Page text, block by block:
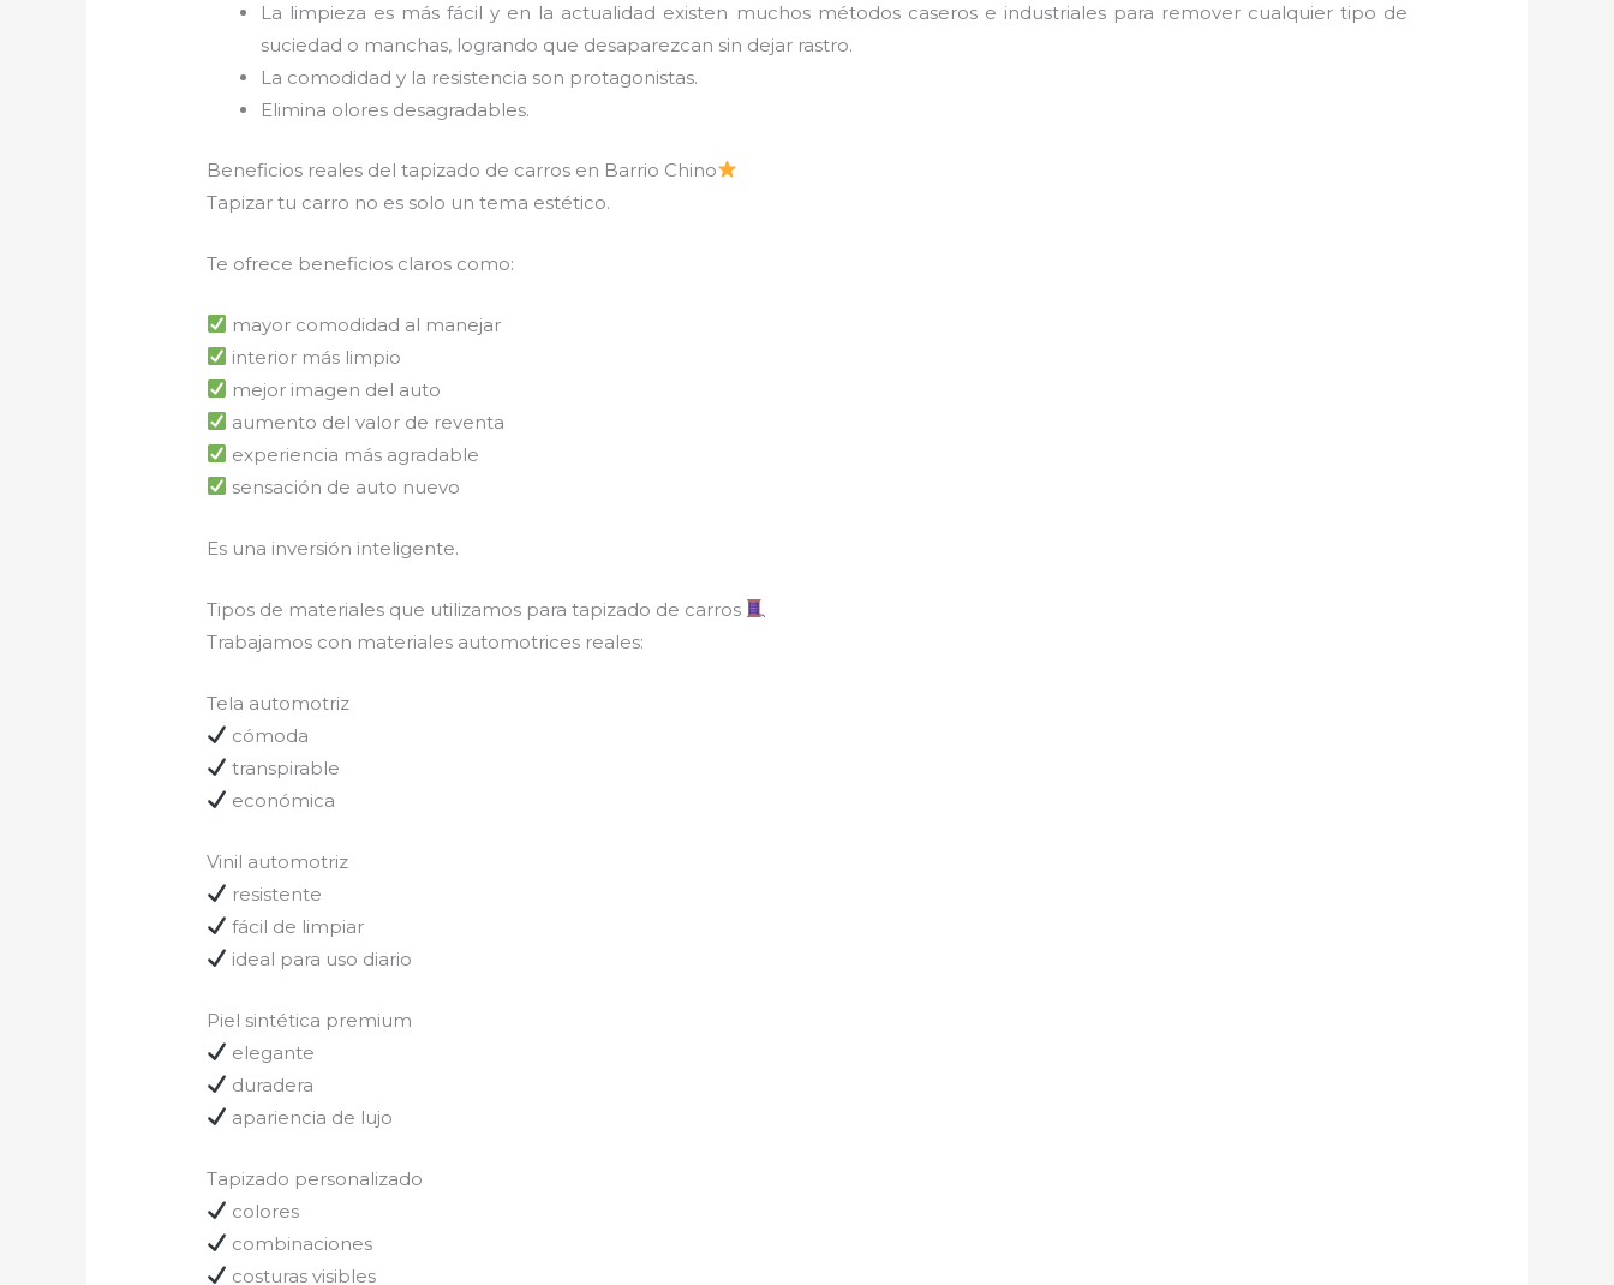
La limpieza es más fácil y en la actualidad existen muchos métodos caseros e industriales para remover cualquier tipo de
suciedad o manchas, logrando que desaparezcan sin dejar rastro.
La comodidad y la resistencia son protagonistas.
Elimina olores desagradables.
Beneficios reales del tapizado de carros en Barrio Chino
Tapizar tu carro no es solo un tema estético.
Te ofrece beneficios claros como:
mayor comodidad al manejar
interior más limpio
mejor imagen del auto
aumento del valor de reventa
experiencia más agradable
sensación de auto nuevo
Es una inversión inteligente.
Tipos de materiales que utilizamos para tapizado de carros
Trabajamos con materiales automotrices reales:
Tela automotriz
cómoda
transpirable
económica
Vinil automotriz
resistente
fácil de limpiar
ideal para uso diario
Piel sintética premium
elegante
duradera
apariencia de lujo
Tapizado personalizado
colores
combinaciones
costuras visibles